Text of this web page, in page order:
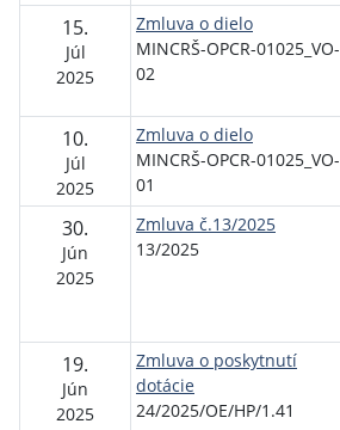
15.
Júl
2025
Zmluva o dielo
MINCRŠ-OPCR-01025_VO-
02
10.
Júl
2025
Zmluva o dielo
MINCRŠ-OPCR-01025_VO-
01
30.
Jún
2025
Zmluva č.13/2025
13/2025
19.
Jún
2025
Zmluva o poskytnutí
dotácie
24/2025/OE/HP/1.41